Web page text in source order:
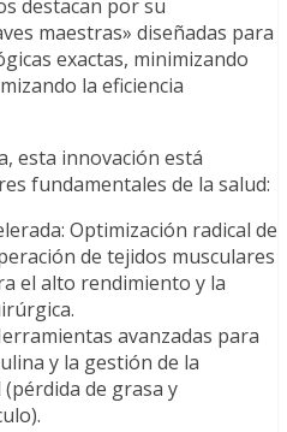
destacan por su
maestras» diseñadas para
exactas, minimizando
la eficiencia
esta innovación está
fundamentales de la salud:
Optimización radical de
de tejidos musculares
el alto rendimiento y la
avanzadas para
y la gestión de la
de grasa y